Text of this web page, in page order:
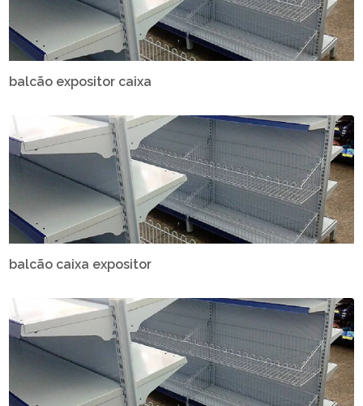
balcão expositor caixa
balcão caixa expositor